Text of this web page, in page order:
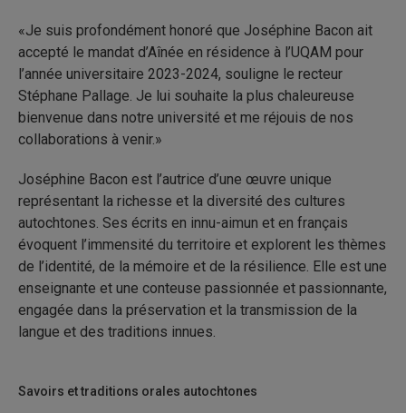
«Je suis profondément honoré que Joséphine Bacon ait
accepté le mandat d’Aînée en résidence à l’UQAM pour
l’année universitaire 2023-2024, souligne le recteur
Stéphane Pallage. Je lui souhaite la plus chaleureuse
bienvenue dans notre université et me réjouis de nos
collaborations à venir.»
Joséphine Bacon est l’autrice d’une œuvre unique
représentant la richesse et la diversité des cultures
autochtones. Ses écrits en innu-aimun et en français
évoquent l’immensité du territoire et explorent les thèmes
de l’identité, de la mémoire et de la résilience. Elle est une
enseignante et une conteuse passionnée et passionnante,
engagée dans la préservation et la transmission de la
langue et des traditions innues.
Savoirs et traditions orales autochtones